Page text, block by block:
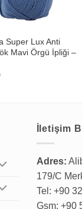
Super Lux Anti
Mavi Örgü İpliği –
İletişim
Adres:
179/C
Tel: +90
Gsm: +90